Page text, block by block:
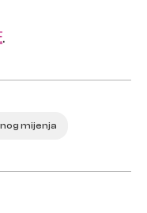
.
mijenja